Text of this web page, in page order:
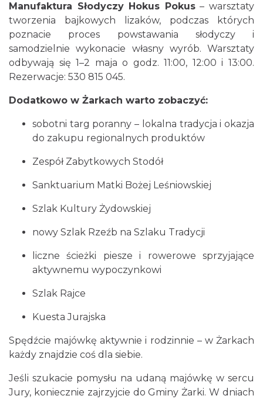
Manufaktura Słodyczy Hokus Pokus– warsztaty
tworzenia bajkowych lizaków, podczas których
poznacie proces powstawania słodyczy i
samodzielnie wykonacie własny wyrób. Warsztaty
odbywają się 1–2 maja o godz. 11:00, 12:00 i 13:00.
Rezerwacje: 530 815 045.
Dodatkowo w Żarkach warto zobaczyć:
sobotni targ poranny – lokalna tradycja i okazja
do zakupu regionalnych produktów
Zespół Zabytkowych Stodół
Sanktuarium Matki Bożej Leśniowskiej
Szlak Kultury Żydowskiej
nowy Szlak Rzeźb na Szlaku Tradycji
liczne ścieżki piesze i rowerowe sprzyjające
aktywnemu wypoczynkowi
Szlak Rajce
Kuesta Jurajska
Spędźcie majówkę aktywnie i rodzinnie – w Żarkach
każdy znajdzie coś dla siebie.
Jeśli szukacie pomysłu na udaną majówkę w sercu
Jury, koniecznie zajrzyjcie do Gminy Żarki. W dniach